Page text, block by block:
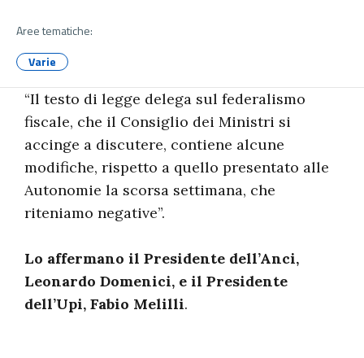
Aree tematiche:
Varie
“Il testo di legge delega sul federalismo
fiscale, che il Consiglio dei Ministri si
accinge a discutere, contiene alcune
modifiche, rispetto a quello presentato alle
Autonomie la scorsa settimana, che
riteniamo negative”.
Lo affermano il Presidente dell’Anci,
Leonardo Domenici, e il Presidente
dell’Upi, Fabio Melilli.